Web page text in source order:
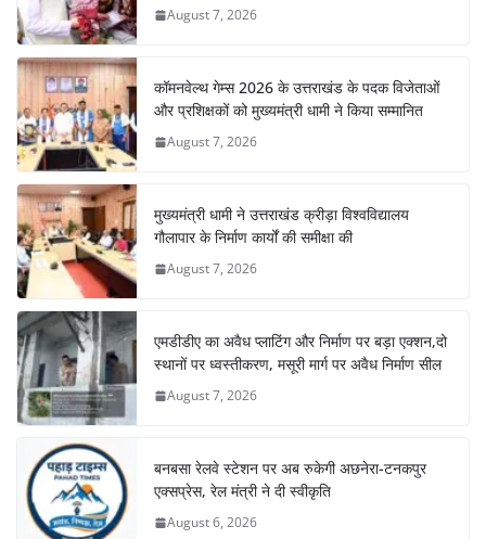
o
k
p August 7, 2026
कॉमनवेल्थ गेम्स 2026 के उत्तराखंड के पदक विजेताओं
और प्रशिक्षकों को मुख्यमंत्री धामी ने किया सम्मानित
August 7, 2026
मुख्यमंत्री धामी ने उत्तराखंड क्रीड़ा विश्वविद्यालय
गौलापार के निर्माण कार्यों की समीक्षा की
August 7, 2026
एमडीडीए का अवैध प्लाटिंग और निर्माण पर बड़ा एक्शन,दो
स्थानों पर ध्वस्तीकरण, मसूरी मार्ग पर अवैध निर्माण सील
August 7, 2026
बनबसा रेलवे स्टेशन पर अब रुकेगी अछनेरा-टनकपुर
एक्सप्रेस, रेल मंत्री ने दी स्वीकृति
August 6, 2026